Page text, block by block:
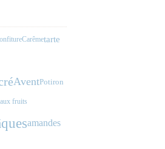
Carêmetarte
AventPotiron
fruits
amandes